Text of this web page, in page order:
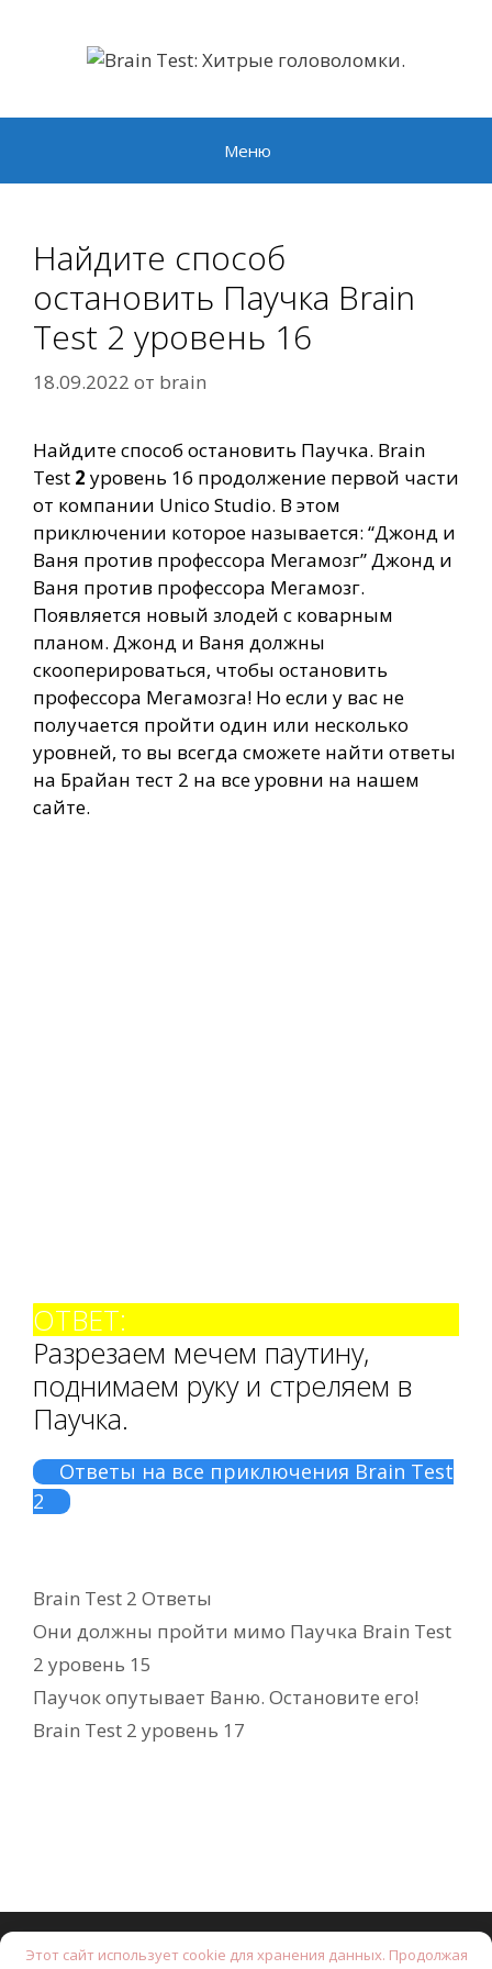
содержимому
Меню
Найдите способ
остановить Паучка Brain
Test 2 уровень 16
18.09.2022 от brain
Найдите способ остановить Паучка. Brain
Test 2 уровень 16 продолжение первой части
от компании Unico Studio. В этом
приключении которое называется: “Джонд и
Ваня против профессора Мегамозг” Джонд и
Ваня против профессора Мегамозг.
Появляется новый злодей с коварным
планом. Джонд и Ваня должны
скооперироваться, чтобы остановить
профессора Мегамозга! Но если у вас не
получается пройти один или несколько
уровней, то вы всегда сможете найти ответы
на Брайан тест 2 на все уровни на нашем
сайте.
ОТВЕТ:
Разрезаем мечем паутину,
поднимаем руку и стреляем в
Паучка.
Ответы на все приключения Brain Test
2
Рубрики
Brain Test 2 Ответы
Они должны пройти мимо Паучка Brain Test
2 уровень 15
Паучок опутывает Ваню. Остановите его!
Brain Test 2 уровень 17
Этот сайт использует cookie для хранения данных. Продолжая